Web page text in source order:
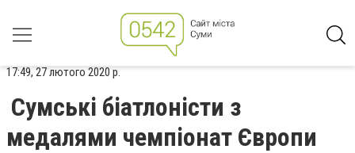
17:49, 27 лютого 2020 р.
Сумські біатлоністи з
медалями чемпіонат Європи